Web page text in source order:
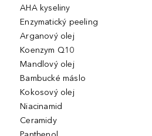
AHA kyseliny
Enzymatický peeling
Arganový olej
Koenzym Q10
Mandlový olej
Bambucké máslo
Kokosový olej
Niacinamid
Ceramidy